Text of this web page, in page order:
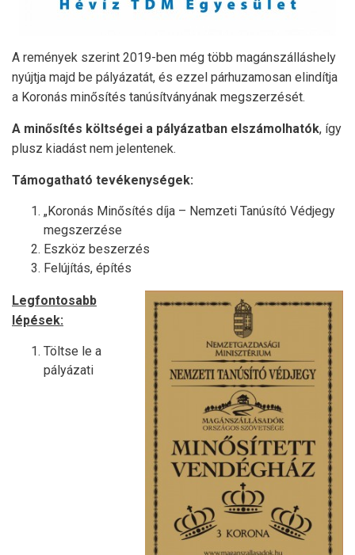
A remények szerint 2019-ben még több magánszálláshely
nyújtja majd be pályázatát, és ezzel párhuzamosan elindítja
a Koronás minősítés tanúsítványának megszerzését.
A minősítés költségei a pályázatban elszámolhatók, így
plusz kiadást nem jelentenek.
Támogatható tevékenységek:
„Koronás Minősítés díja – Nemzeti Tanúsító Védjegy
megszerzése
Eszköz beszerzés
Felújítás, építés
Legfontosabb
lépések:
Töltse le a
pályázati